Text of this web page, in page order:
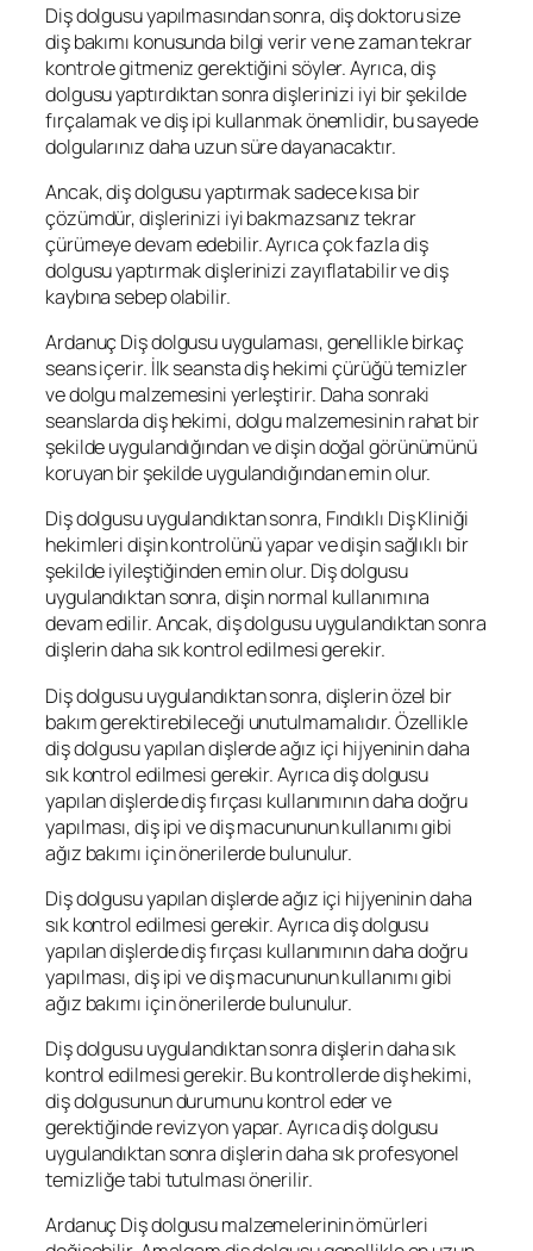
Diş dolgusu yapılmasından sonra, diş doktoru size
diş bakımı konusunda bilgi verir ve ne zaman tekrar
kontrole gitmeniz gerektiğini söyler. Ayrıca, diş
dolgusu yaptırdıktan sonra dişlerinizi iyi bir şekilde
fırçalamak ve diş ipi kullanmak önemlidir, bu sayede
dolgularınız daha uzun süre dayanacaktır.
Ancak, diş dolgusu yaptırmak sadece kısa bir
çözümdür, dişlerinizi iyi bakmazsanız tekrar
çürümeye devam edebilir. Ayrıca çok fazla diş
dolgusu yaptırmak dişlerinizi zayıflatabilir ve diş
kaybına sebep olabilir.
Ardanuç Diş dolgusu uygulaması, genellikle birkaç
seans içerir. İlk seansta diş hekimi çürüğü temizler
ve dolgu malzemesini yerleştirir. Daha sonraki
seanslarda diş hekimi, dolgu malzemesinin rahat bir
şekilde uygulandığından ve dişin doğal görünümünü
koruyan bir şekilde uygulandığından emin olur.
Diş dolgusu uygulandıktan sonra, Fındıklı Diş Kliniği
hekimleri dişin kontrolünü yapar ve dişin sağlıklı bir
şekilde iyileştiğinden emin olur. Diş dolgusu
uygulandıktan sonra, dişin normal kullanımına
devam edilir. Ancak, diş dolgusu uygulandıktan sonra
dişlerin daha sık kontrol edilmesi gerekir.
Diş dolgusu uygulandıktan sonra, dişlerin özel bir
bakım gerektirebileceği unutulmamalıdır. Özellikle
diş dolgusu yapılan dişlerde ağız içi hijyeninin daha
sık kontrol edilmesi gerekir. Ayrıca diş dolgusu
yapılan dişlerde diş fırçası kullanımının daha doğru
yapılması, diş ipi ve diş macununun kullanımı gibi
ağız bakımı için önerilerde bulunulur.
Diş dolgusu yapılan dişlerde ağız içi hijyeninin daha
sık kontrol edilmesi gerekir. Ayrıca diş dolgusu
yapılan dişlerde diş fırçası kullanımının daha doğru
yapılması, diş ipi ve diş macununun kullanımı gibi
ağız bakımı için önerilerde bulunulur.
Diş dolgusu uygulandıktan sonra dişlerin daha sık
kontrol edilmesi gerekir. Bu kontrollerde diş hekimi,
diş dolgusunun durumunu kontrol eder ve
gerektiğinde revizyon yapar. Ayrıca diş dolgusu
uygulandıktan sonra dişlerin daha sık profesyonel
temizliğe tabi tutulması önerilir.
Ardanuç Diş dolgusu malzemelerinin ömürleri